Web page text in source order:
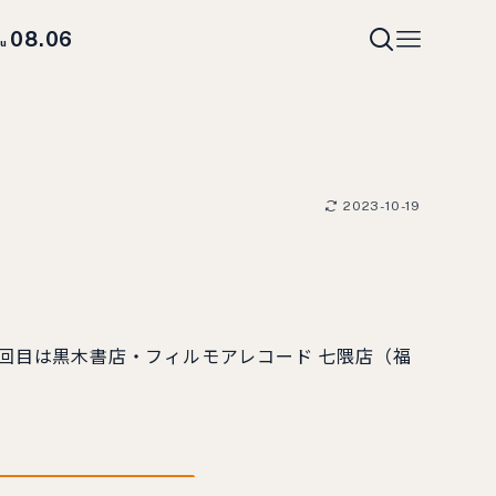
08.06
2023-10-19
は黒木書店・フィルモアレコード 七隈店（福